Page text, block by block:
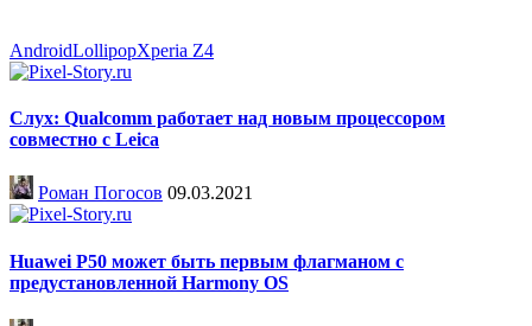
AndroidLollipopXperia Z4
Слух: Qualcomm работает над новым процессором
совместно с Leica
Роман Погосов 09.03.2021
Huawei P50 может быть первым флагманом с
предустановленной Harmony OS